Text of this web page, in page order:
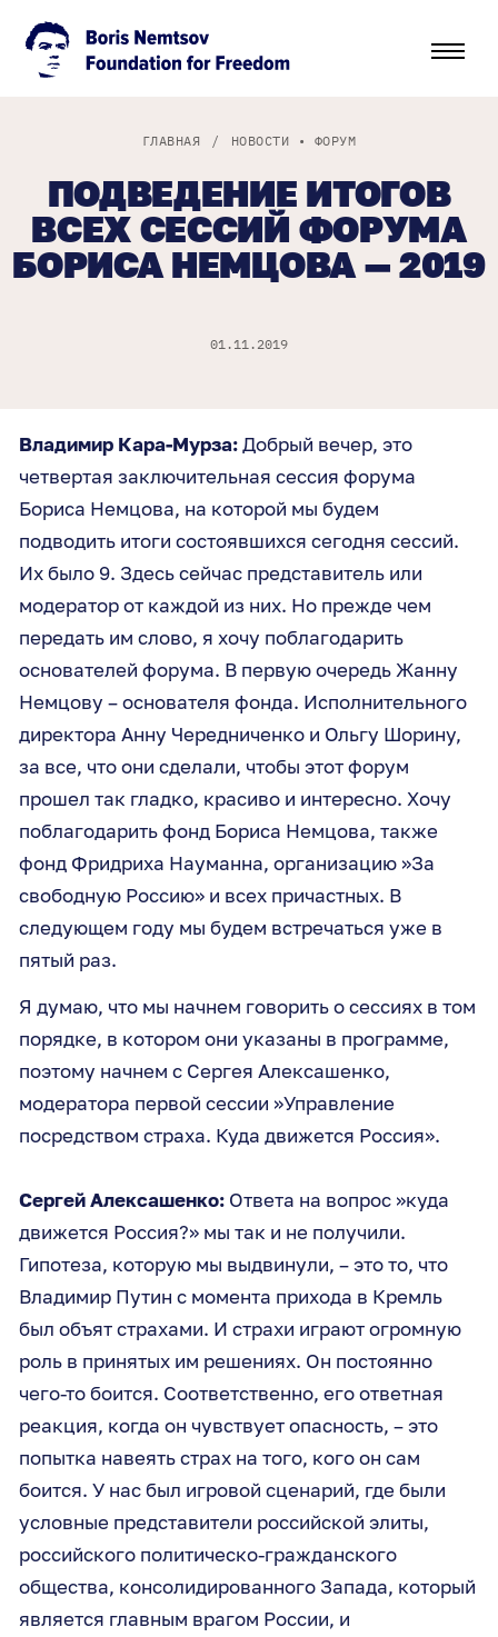
ГЛАВНАЯ / НОВОСТИ • ФОРУМ
ПОДВЕДЕНИЕ ИТОГОВ
ВСЕХ СЕССИЙ ФОРУМА
БОРИСА НЕМЦОВА — 2019
01.11.2019
Владимир Кара-Мурза:Добрый вечер, это
четвертая заключительная сессия форума
Бориса Немцова, на которой мы будем
подводить итоги состоявшихся сегодня сессий.
Их было 9. Здесь сейчас представитель или
модератор от каждой из них. Но прежде чем
передать им слово, я хочу поблагодарить
основателей форума. В первую очередь Жанну
Немцову – основателя фонда. Исполнительного
директора Анну Чередниченко и Ольгу Шорину,
за все, что они сделали, чтобы этот форум
прошел так гладко, красиво и интересно. Хочу
поблагодарить фонд Бориса Немцова, также
фонд Фридриха Науманна, организацию »За
свободную Россию» и всех причастных. В
следующем году мы будем встречаться уже в
пятый раз.
Я думаю, что мы начнем говорить о сессиях в том
порядке, в котором они указаны в программе,
поэтому начнем с Сергея Алексашенко,
модератора первой сессии »Управление
посредством страха. Куда движется Россия».
Сергей Алексашенко: Ответа на вопрос »куда
движется Россия?» мы так и не получили.
Гипотеза, которую мы выдвинули, – это то, что
Владимир Путин с момента прихода в Кремль
был объят страхами. И страхи играют огромную
роль в принятых им решениях. Он постоянно
чего-то боится. Соответственно, его ответная
реакция, когда он чувствует опасность, – это
попытка навеять страх на того, кого он сам
боится. У нас был игровой сценарий, где были
условные представители российской элиты,
российского политическо-гражданского
общества, консолидированного Запада, который
является главным врагом России, и